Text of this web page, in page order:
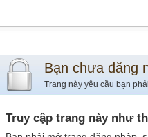
Bạn chưa đăng
Trang này yêu cầu bạn
Truy cập trang này như